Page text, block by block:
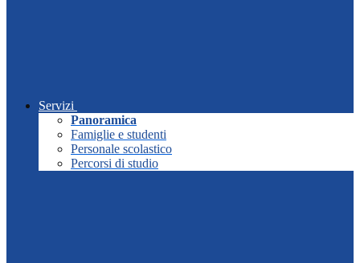
Servizi
Panoramica
Famiglie e studenti
Personale scolastico
Percorsi di studio